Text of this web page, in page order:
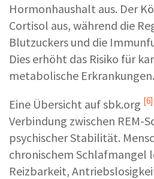
Hormonhaushalt aus. Der
Cortisol aus, während die
Blutzuckers und die
Dies erhöht das Risiko für
metabolische Erkrankungen.
Eine Übersicht aufsbk.org [6]
Verbindung zwischen REM-
psychischer Stabilität.
chronischem Schlafmangel
Reizbarkeit,